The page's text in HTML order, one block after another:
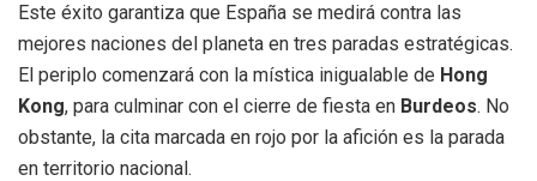
Este éxito garantiza que España se medirá contra las
mejores naciones del planeta en tres paradas estratégicas.
El periplo comenzará con la mística inigualable de Hong
Kong, para culminar con el cierre de fiesta en Burdeos. No
obstante, la cita marcada en rojo por la afición es la parada
en territorio nacional.